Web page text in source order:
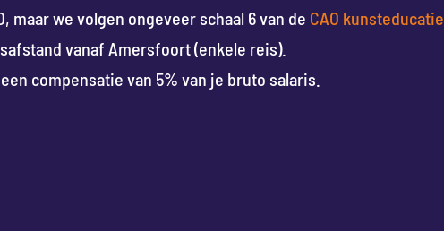
maar we volgen ongeveer schaal 6 van de CAO kunsteducatie
vanaf Amersfoort (enkele reis).
compensatie van 5% van je bruto salaris.